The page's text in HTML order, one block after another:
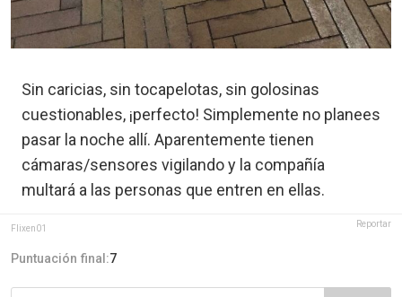
Sin caricias, sin tocapelotas, sin golosinas
cuestionables, ¡perfecto! Simplemente no planees
pasar la noche allí. Aparentemente tienen
cámaras/sensores vigilando y la compañía
multará a las personas que entren en ellas.
Flixen01 Reportar
Puntuación final:7